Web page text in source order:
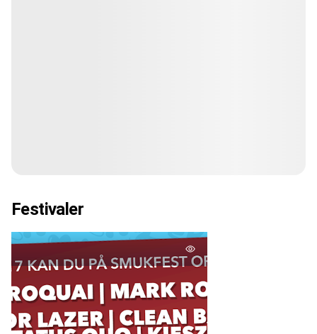
Festivaler